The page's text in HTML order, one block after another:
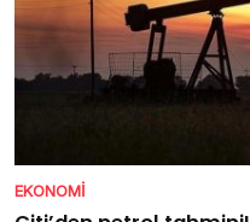
EKONOMI